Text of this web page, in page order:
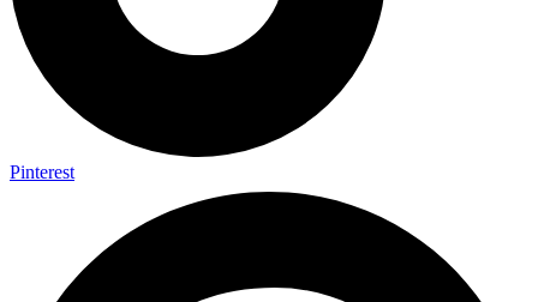
Pinterest